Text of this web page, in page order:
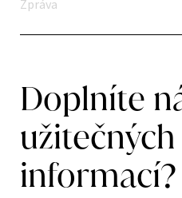
Doplníte
užitečných
informací?